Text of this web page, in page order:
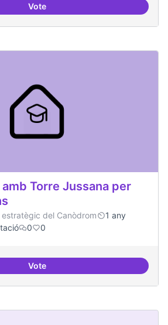
VoteTallers de col·laboració
Torre Jussana per
del Canòdrom
1 any
0 0
VoteCol·laboració amb Torre